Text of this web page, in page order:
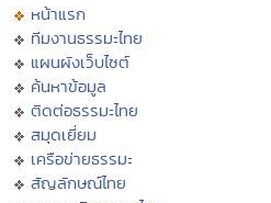
หน้าแรก
ทีมงานธรรมะไทย
แผนผังเว็บไซต์
ค้นหาข้อมูล
ติดต่อธรรมะไทย
สมุดเยี่ยม
เครือข่ายธรรมะ
สัญลักษณ์ไทย